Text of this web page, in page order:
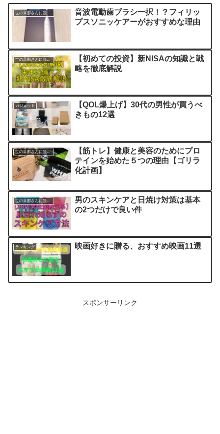
世の旦那さんに読んでほしい記事
音波電動歯ブラシ一択！？フィリッ
プスソニッケアーがおすすめな理由
世の旦那さんに読んでほしい記事
【初めての投資】新NISAの知識と戦
略を徹底解説
ガジェット
【QOL爆上げ】30代の男性が買うべ
きもの12選
世の旦那さんに読んでほしい記事
【筋トレ】健康と美容のためにプロ
テインを始めた５つの理由【ゴリラ
化計画】
世の旦那さんに読んでほしい記事
男のスキンケアと日焼け対策は基本
の2つだけで良い件
ランキング 映画好きに贈る、おすすめ映画11選
スポンサーリンク